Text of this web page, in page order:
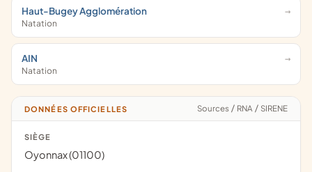
Haut-Bugey Agglomération
Natation
AIN
Natation
DONNÉES OFFICIELLES Sources / RNA / SIRENE
SIÈGE
Oyonnax (01100)